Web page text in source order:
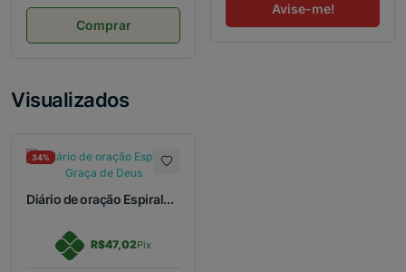
Comprar
Avise-me!
Visualizados
34%
Diário de oração Espiral...
R$47,02Pix